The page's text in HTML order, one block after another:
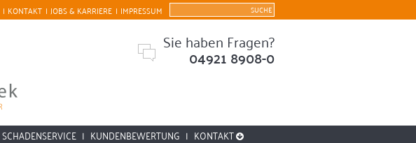
| KONTAKT | JOBS & KARRIERE | IMPRESSUM
Sie haben Fragen?
04921 8908-0
SCHADENSERVICE | KUNDENBEWERTUNG | KONTAKT